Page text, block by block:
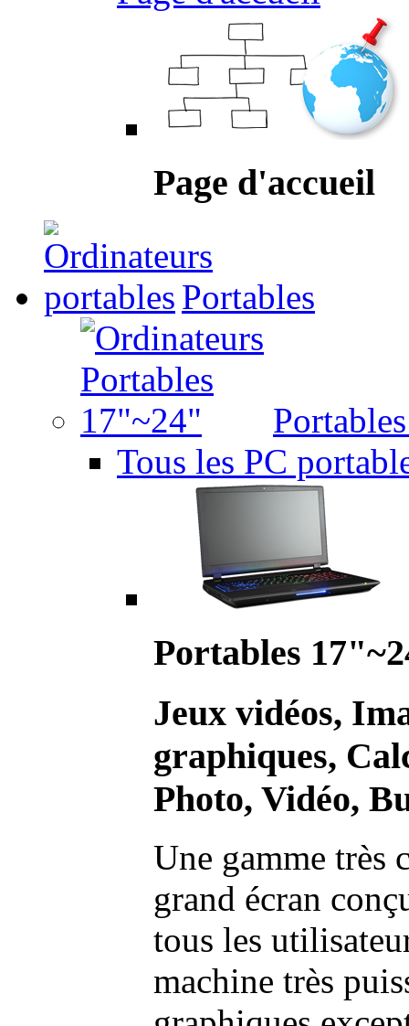
Page d'accueil
Portables
Tous les PC
Portables
Jeux vidéos,
graphiques,
Photo, Vidéo,
Une gamme très
grand écran
tous les
machine très